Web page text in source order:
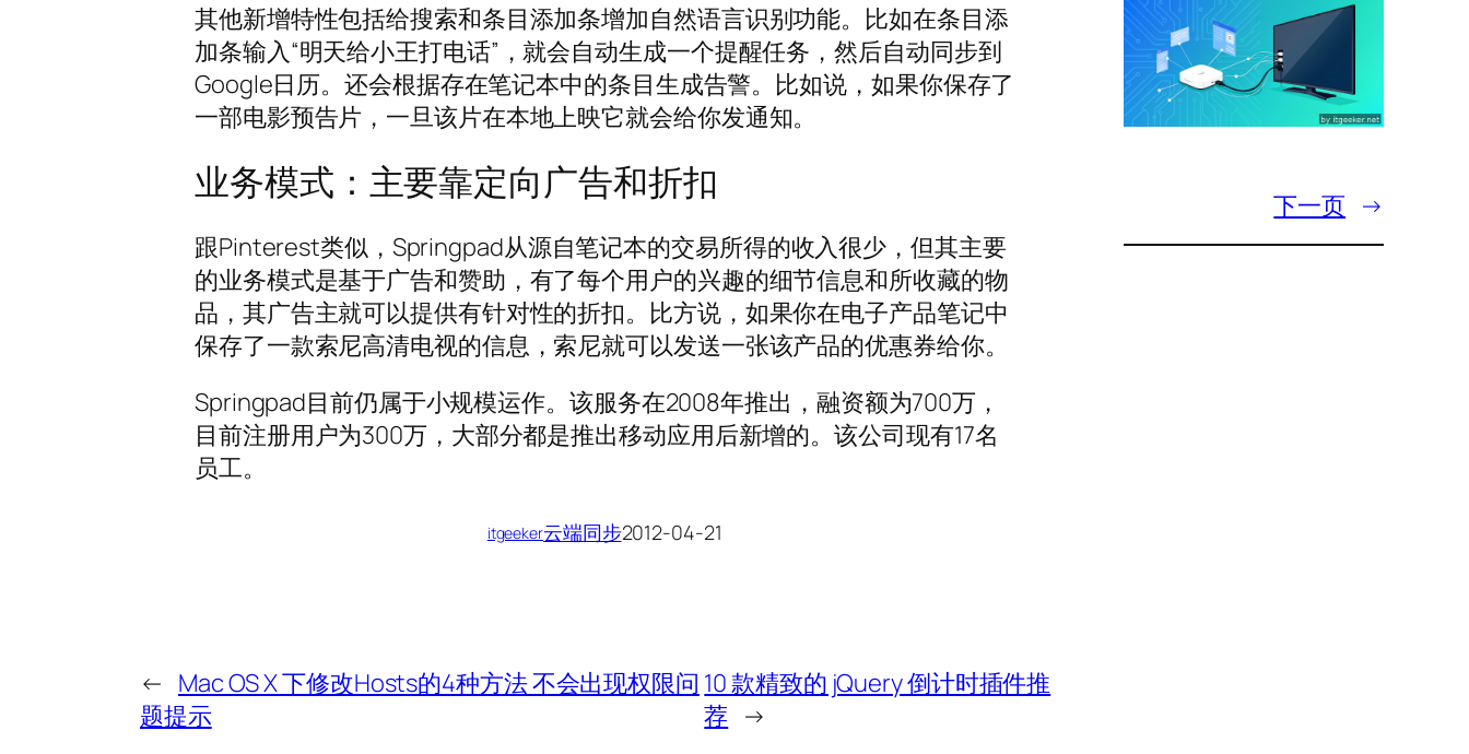
其他新增特性包括给搜索和条目添加条增加自然语言识别功能。比如在条目添
加条输入“明天给小王打电话”，就会自动生成一个提醒任务，然后自动同步到
Google日历。还会根据存在笔记本中的条目生成告警。比如说，如果你保存了
一部电影预告片，一旦该片在本地上映它就会给你发通知。
业务模式：主要靠定向广告和折扣
跟Pinterest类似，Springpad从源自笔记本的交易所得的收入很少，但其主要
的业务模式是基于广告和赞助，有了每个用户的兴趣的细节信息和所收藏的物
品，其广告主就可以提供有针对性的折扣。比方说，如果你在电子产品笔记中
保存了一款索尼高清电视的信息，索尼就可以发送一张该产品的优惠券给你。
Springpad目前仍属于小规模运作。该服务在2008年推出，融资额为700万，
目前注册用户为300万，大部分都是推出移动应用后新增的。该公司现有17名
员工。
itgeeker云端同步2012-04-21
← Mac OS X 下修改Hosts的4种方法 不会出现权限问
题提示
10 款精致的 jQuery 倒计时插件推
荐 →
下一页 →